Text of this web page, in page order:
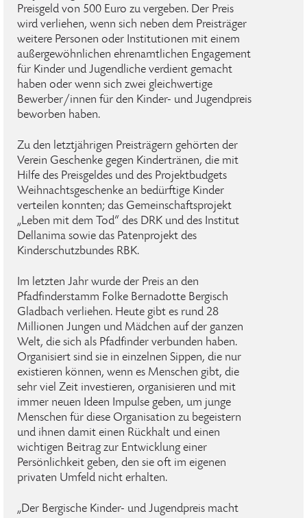
Preisgeld von 500 Euro zu vergeben. Der Preis
wird verliehen, wenn sich neben dem Preisträger
weitere Personen oder Institutionen mit einem
außergewöhnlichen ehrenamtlichen Engagement
für Kinder und Jugendliche verdient gemacht
haben oder wenn sich zwei gleichwertige
Bewerber/innen für den Kinder- und Jugendpreis
beworben haben.
Zu den letztjährigen Preisträgern gehörten der
Verein Geschenke gegen Kindertränen, die mit
Hilfe des Preisgeldes und des Projektbudgets
Weihnachtsgeschenke an bedürftige Kinder
verteilen konnten; das Gemeinschaftsprojekt
„Leben mit dem Tod“ des DRK und des Institut
Dellanima sowie das Patenprojekt des
Kinderschutzbundes RBK.
Im letzten Jahr wurde der Preis an den
Pfadfinderstamm Folke Bernadotte Bergisch
Gladbach verliehen. Heute gibt es rund 28
Millionen Jungen und Mädchen auf der ganzen
Welt, die sich als Pfadfinder verbunden haben.
Organisiert sind sie in einzelnen Sippen, die nur
existieren können, wenn es Menschen gibt, die
sehr viel Zeit investieren, organisieren und mit
immer neuen Ideen Impulse geben, um junge
Menschen für diese Organisation zu begeistern
und ihnen damit einen Rückhalt und einen
wichtigen Beitrag zur Entwicklung einer
Persönlichkeit geben, den sie oft im eigenen
privaten Umfeld nicht erhalten.
„Der Bergische Kinder- und Jugendpreis macht